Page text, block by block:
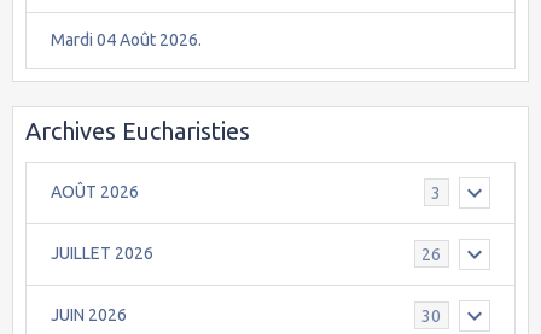
Mardi 04 Août 2026.
Archives Eucharisties
AOÛT 2026 3
JUILLET 2026 26
JUIN 2026 30